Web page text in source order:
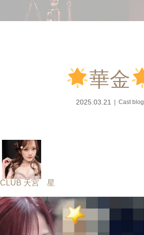
華金
2025.03.21 Cast blog
天宮 星